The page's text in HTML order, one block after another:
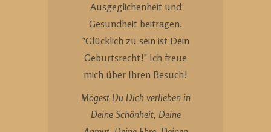
Ausgeglichenheit und
Gesundheit beitragen.
"Glücklich zu sein ist Dein
Geburtsrecht!" Ich freue
mich über Ihren Besuch!
Mögest Du Dich verlieben in
Deine Schönheit, Deine